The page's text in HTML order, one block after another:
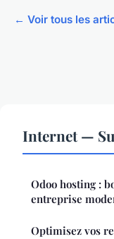
← Voir tous les
Internet —
Odoo hosting :
entreprise
Optimisez vos